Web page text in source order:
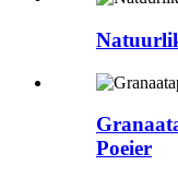
Poeier